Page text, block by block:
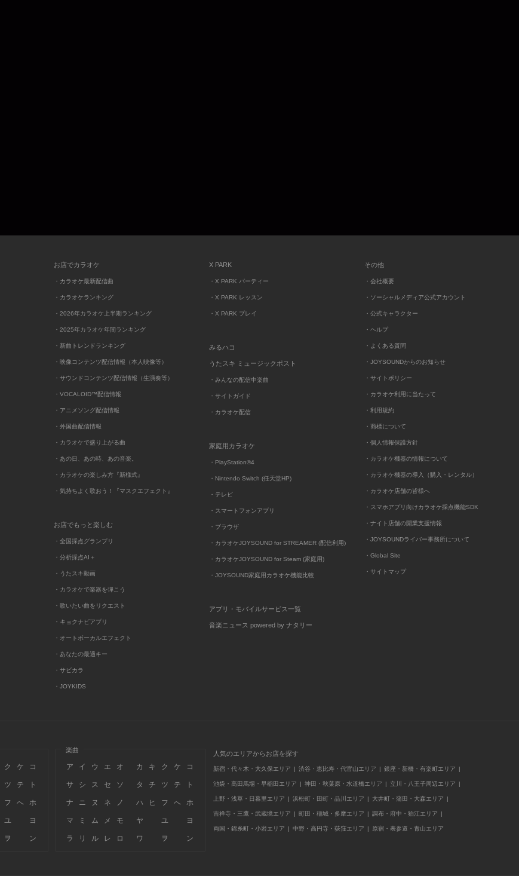
お店でカラオケ
・カラオケ最新配信曲
・カラオケランキング
・2026年カラオケ上半期ランキング
・2025年カラオケ年間ランキング
・新曲トレンドランキング
・映像コンテンツ配信情報（本人映像等）
・サウンドコンテンツ配信情報（生演奏等）
・VOCALOID™配信情報
・アニメソング配信情報
・外国曲配信情報
・カラオケで盛り上がる曲
・あの日、あの時、あの音楽。
・カラオケの楽しみ方『新様式』
・気持ちよく歌おう！『マスクエフェクト』
お店でもっと楽しむ
・全国採点グランプリ
・分析採点AI＋
・うたスキ動画
・カラオケで楽器を弾こう
・歌いたい曲をリクエスト
・キョクナビアプリ
・オートボーカルエフェクト
・あなたの最適キー
・サビカラ
・JOYKIDS
X PARK
・X PARK パーティー
・X PARK レッスン
・X PARK プレイ
みるハコ
うたスキ ミュージックポスト
・みんなの配信中楽曲
・サイトガイド
・カラオケ配信
家庭用カラオケ
・PlayStation®4
・Nintendo Switch (任天堂HP)
・テレビ
・スマートフォンアプリ
・ブラウザ
・カラオケJOYSOUND for STREAMER (配信利用)
・カラオケJOYSOUND for Steam (家庭用)
・JOYSOUND家庭用カラオケ機能比較
アプリ・モバイルサービス一覧
音楽ニュース powered by ナタリー
その他
・会社概要
・ソーシャルメディア公式アカウント
・公式キャラクター
・ヘルプ
・よくある質問
・JOYSOUNDからのお知らせ
・サイトポリシー
・カラオケ利用に当たって
・利用規約
・商標について
・個人情報保護方針
・カラオケ機器の情報について
・カラオケ機器の導入（購入・レンタル）
・カラオケ店舗の皆様へ
・スマホアプリ向けカラオケ採点機能SDK
・ナイト店舗の開業支援情報
・JOYSOUNDライバー事務所について
・Global Site
・サイトマップ
ク ケ コ
ツ テ ト
フ へ ホ
ユ ヨ
ヲ ン
楽曲
ア イ ウ エ オ カ キ ク ケ コ
サ シ ス セ ソ タ チ ツ テ ト
ナ ニ ヌ ネ ノ ハ ヒ フ へ ホ
マ ミ ム メ モ ヤ ユ ヨ
ラ リ ル レ ロ ワ ヲ ン
人気のエリアからお店を探す
新宿・代々木・大久保エリア 渋谷・恵比寿・代官山エリア 銀座・新橋・有楽町エリア
池袋・高田馬場・早稲田エリア 神田・秋葉原・水道橋エリア 立川・八王子周辺エリア
上野・浅草・日暮里エリア 浜松町・田町・品川エリア 大井町・蒲田・大森エリア
吉祥寺・三鷹・武蔵境エリア 町田・稲城・多摩エリア 調布・府中・狛江エリア
両国・錦糸町・小岩エリア 中野・高円寺・荻窪エリア 原宿・表参道・青山エリア